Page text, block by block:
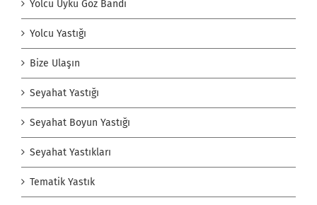
Yolcu Uyku Göz Bandı
Yolcu Yastığı
Bize Ulaşın
Seyahat Yastığı
Seyahat Boyun Yastığı
Seyahat Yastıkları
Tematik Yastık